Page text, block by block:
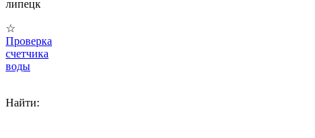
липецк
☆
Проверка
счетчика
воды
Найти: